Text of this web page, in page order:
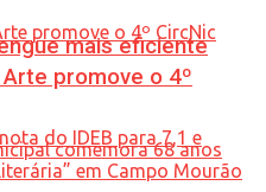
mais eficiente
promove o 4º